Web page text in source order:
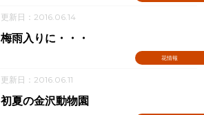
更新日：2016.06.14
花情報
梅雨入りに・・・
更新日：2016.06.11
初夏の金沢動物園